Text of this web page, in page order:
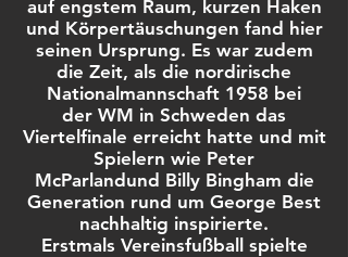
auf engstem Raum, kurzen Haken
und Körpertäuschungen fand hier
seinen Ursprung. Es war zudem
die Zeit, als die nordirische
Nationalmannschaft 1958 bei
der WM in Schweden das
Viertelfinale erreicht hatte und mit
Spielern wie Peter
McParlandund Billy Bingham die
Generation rund um George Best
nachhaltig inspirierte.
Erstmals Vereinsfußball spielte